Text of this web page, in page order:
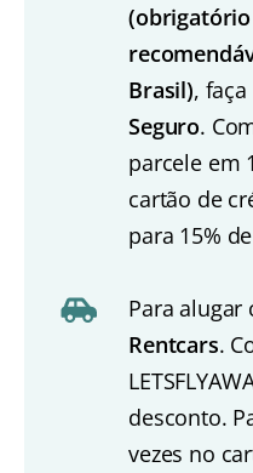
(obrigatório
Brasil),
Seguro.
parcele em
cartão de
para 15%
Para alugar
Rentcars.
desconto.
vezes no